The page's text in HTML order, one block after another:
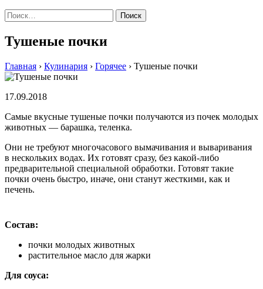
Найти:
Тушеные почки
Главная › Кулинария › Горячее › Тушеные почки
17.09.2018
Самые вкусные тушеные почки получаются из почек молодых
животных — барашка, теленка.
Они не требуют многочасового вымачивания и вываривания
в нескольких водах. Их готовят сразу, без какой-либо
предварительной специальной обработки. Готовят такие
почки очень быстро, иначе, они станут жесткими, как и
печень.
Состав:
почки молодых животных
растительное масло для жарки
Для соуса: